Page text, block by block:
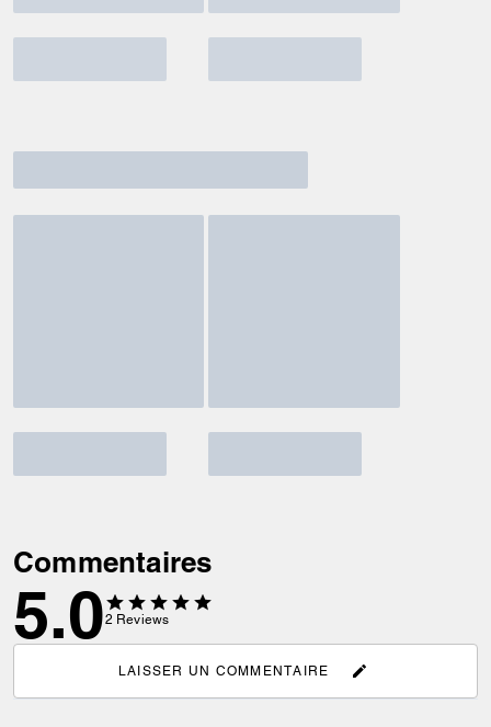
Commentaires
5.02 Reviews
LAISSER UN COMMENTAIRE